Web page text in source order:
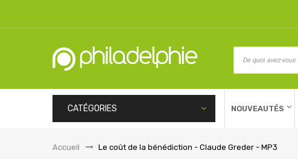
CATÉGORIES NOUVEAUTÉS
Accueil &gt;Le coût de la bénédiction - Claude Greder - MP3